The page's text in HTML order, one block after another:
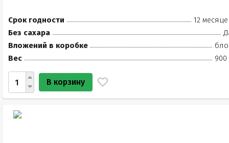
Срок годности
12
Без сахара
Вложений в коробке
Вес
900
В корзину